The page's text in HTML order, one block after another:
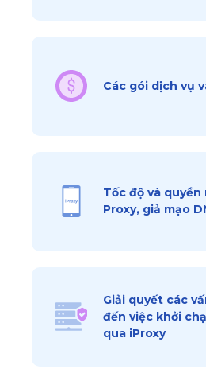
Các gói dịch vụ
Tốc độ và
Proxy, giả mạo
Giải quyết các
đến việc khởi
qua iProxy